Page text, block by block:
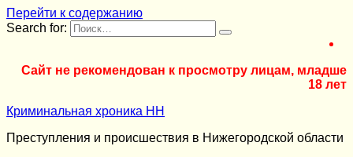
Перейти к содержанию
Search for:
Сайт не рекомендован к просмотру лицам, младше
18 лет
Криминальная хроника НН
Преступления и происшествия в Нижегородской области